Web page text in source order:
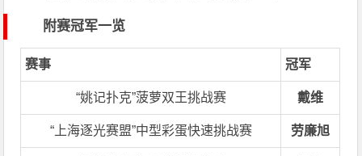
附赛冠军一览
赛事 冠军
“姚记扑克”菠萝双王挑战赛 戴维
“上海逐光赛盟”中型彩蛋快速挑战赛 劳廉旭